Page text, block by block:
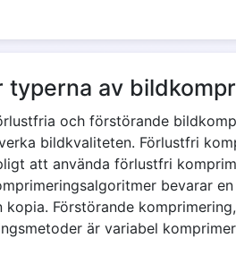
typerna av
och förstörande
bildkvaliteten. Förlustfri
att använda förlustfri
bevarar
kopia. Förstörande
är variabel